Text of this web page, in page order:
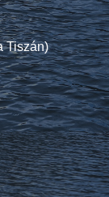
Tiszán)